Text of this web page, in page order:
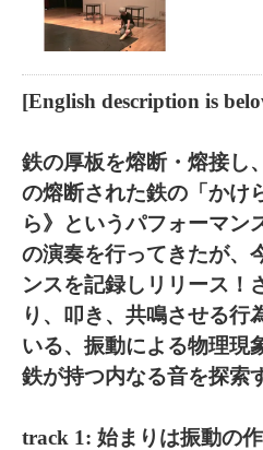
[English description is
鉄の厚板を熔断・熔接し
の熔断された鉄の「かけ
ら》というパフォーマン
の演奏を行ってきたが、
ンスを記録しリリース！
り、叩き、共鳴させる行
いる、振動による物理現
鉄が持つ内なる音を探索
track 1: 始まりは振動の